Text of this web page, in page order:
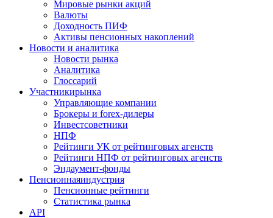
Мировые рынки акций
Валюты
Доходность ПИФ
Активы пенсионных накоплений
Новости и аналитика
Новости рынка
Аналитика
Глоссарий
Участникирынка
Управляющие компании
Брокеры и forex-дилеры
Инвестсоветники
НПФ
Рейтинги УК от рейтинговых агенств
Рейтинги НПФ от рейтинговых агенств
Эндаумент-фонды
Пенсионнаяиндустрия
Пенсионные рейтинги
Статистика рынка
API